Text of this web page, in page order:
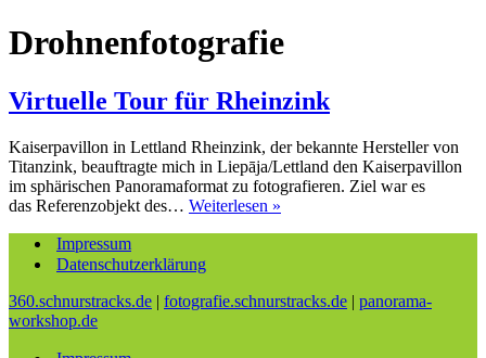
Drohnenfotografie
Virtuelle Tour für Rheinzink
Kaiserpavillon in Lettland Rheinzink, der bekannte Hersteller von
Titanzink, beauftragte mich in Liepāja/Lettland den Kaiserpavillon
im sphärischen Panoramaformat zu fotografieren. Ziel war es
das Referenzobjekt des… Weiterlesen »
Impressum
Datenschutzerklärung
360.schnurstracks.de | fotografie.schnurstracks.de | panorama-
workshop.de